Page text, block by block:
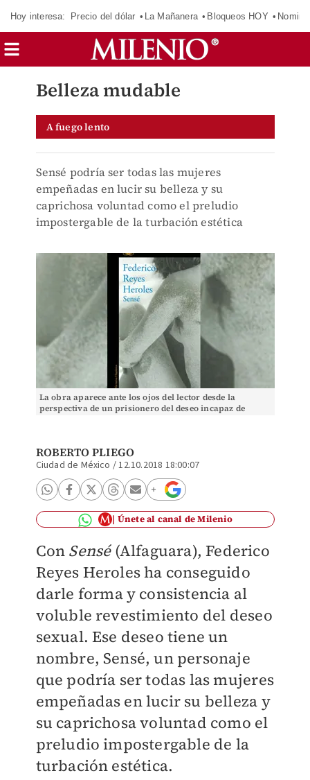
Hoy interesa: Precio del dólar La Mañanera Bloqueos HOY
Belleza mudable
A fuego lento
Sensé podría ser todas las mujeres
empeñadas en lucir su belleza y su
caprichosa voluntad como el preludio
impostergable de la turbación estética
La obra aparece ante los ojos del lector desde la
perspectiva de un prisionero del deseo incapaz de
ROBERTO PLIEGO
Ciudad de México /12.10.2018 18:00:07
Únete al canal de Milenio
Con Sensé(Alfaguara), Federico
Reyes Heroles ha conseguido
darle forma y consistencia al
voluble revestimiento del deseo
sexual. Ese deseo tiene un
nombre, Sensé, un personaje
que podría ser todas las mujeres
empeñadas en lucir su belleza y
su caprichosa voluntad como el
preludio impostergable de la
turbación estética.